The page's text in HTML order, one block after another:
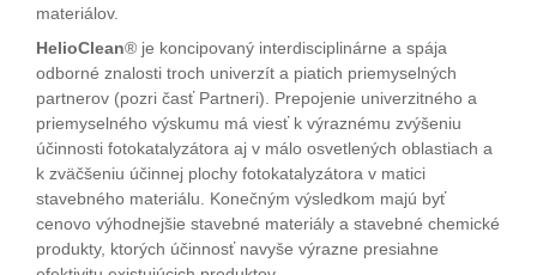
materiálov.
HelioClean® je koncipovaný interdisciplinárne a spája
odborné znalosti troch univerzít a piatich priemyselných
partnerov (pozri časť Partneri). Prepojenie univerzitného a
priemyselného výskumu má viesť k výraznému zvýšeniu
účinnosti fotokatalyzátora aj v málo osvetlených oblastiach a
k zväčšeniu účinnej plochy fotokatalyzátora v matici
stavebného materiálu. Konečným výsledkom majú byť
cenovo výhodnejšie stavebné materiály a stavebné chemické
produkty, ktorých účinnosť navyše výrazne presiahne